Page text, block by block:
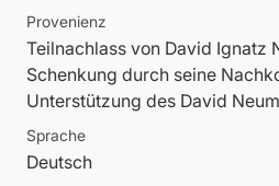
Provenienz
Teilnachlass von David Ignatz
Schenkung durch seine
Unterstützung des David
Sprache
Deutsch